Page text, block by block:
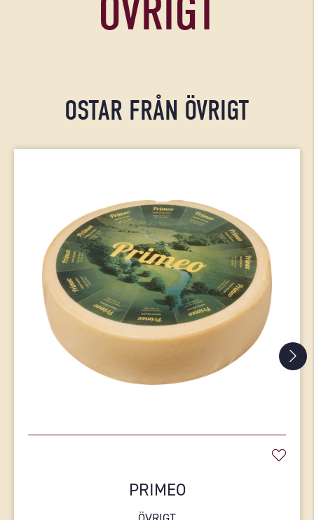
ÖVRIGT
OSTAR FRÅN ÖVRIGT
PRIMEO